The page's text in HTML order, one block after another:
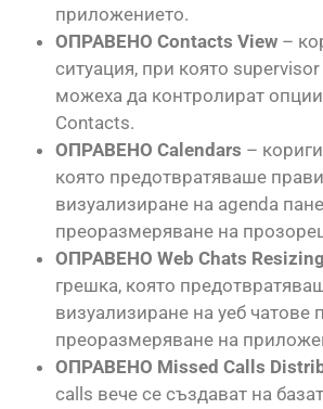
приложението.
ОПРАВЕНО Contacts View –
ситуация, при която
можеха да контролират
Contacts.
ОПРАВЕНО Calendars –
която предотвратяваше
визуализиране на agenda
преоразмеряване на
ОПРАВЕНО Web Chats Resizing
грешка, която
визуализиране на уеб чатове
преоразмеряване на
ОПРАВЕНО Missed Calls
calls вече се създават на